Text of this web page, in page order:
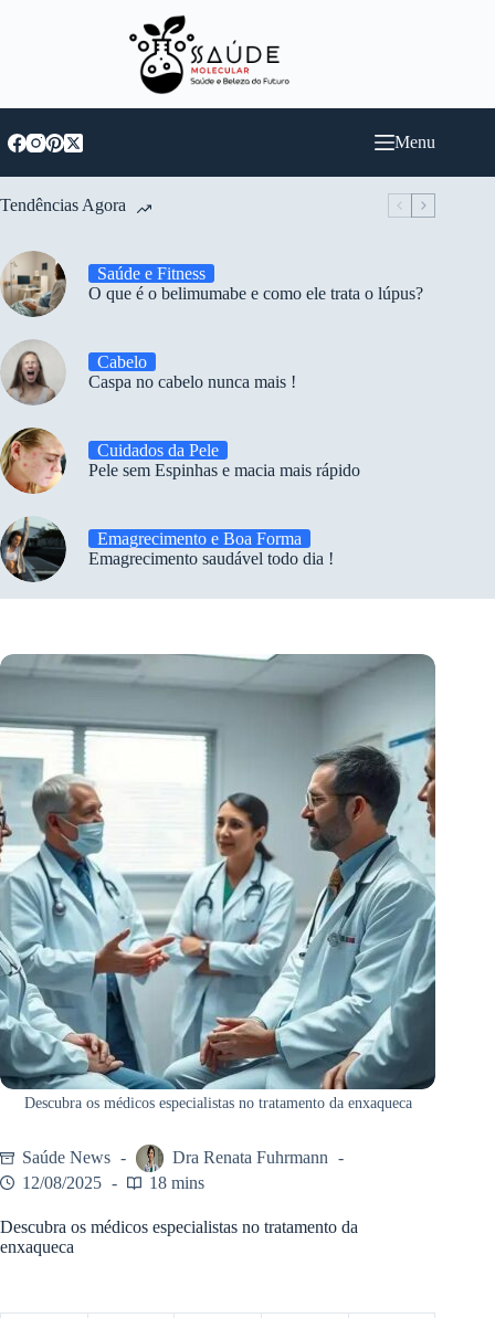
Menu
Tendências Agora
Saúde e Fitness
O que é o belimumabe e como ele trata o lúpus?
Cabelo
Caspa no cabelo nunca mais !
Cuidados da Pele
Pele sem Espinhas e macia mais rápido
Emagrecimento e Boa Forma
Emagrecimento saudável todo dia !
Descubra os médicos especialistas no tratamento da enxaqueca
Saúde News
Dra Renata Fuhrmann
12/08/2025
18 mins
Descubra os médicos especialistas no tratamento da
enxaqueca